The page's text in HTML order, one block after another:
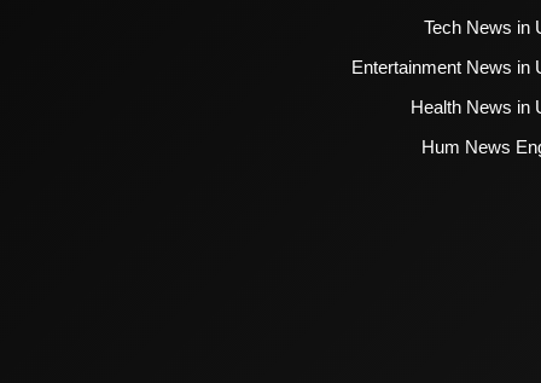
Tech News in
Entertainment News in
Health News in
Hum News